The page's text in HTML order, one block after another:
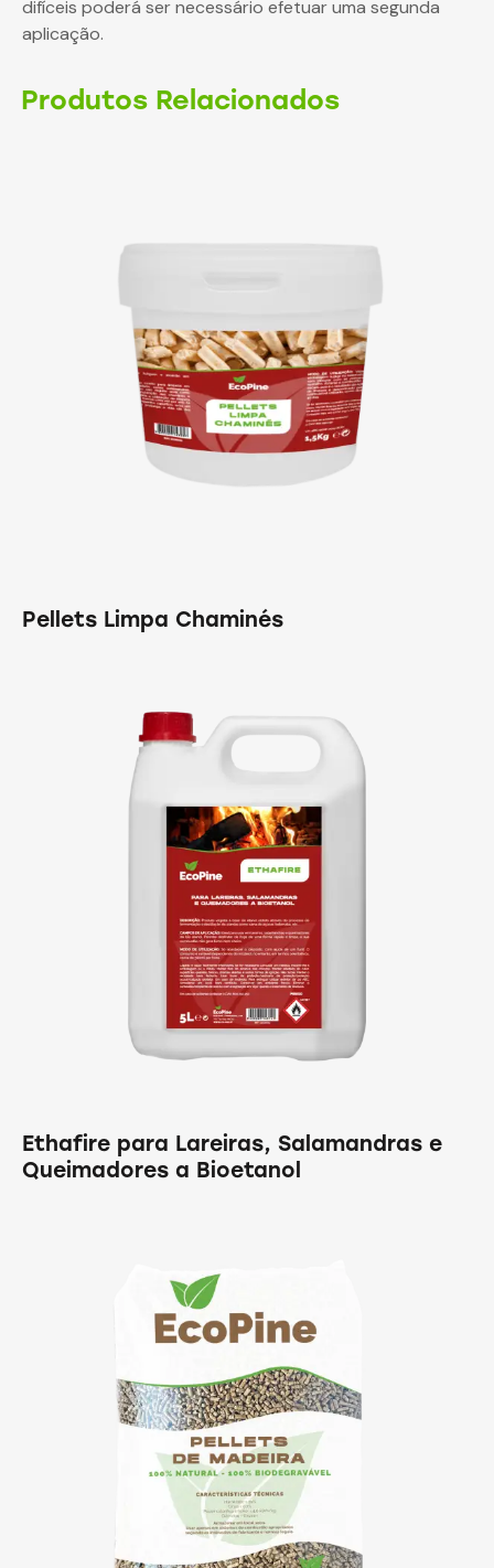
difíceis poderá ser necessário efetuar uma segunda
aplicação.
Produtos Relacionados
Pellets Limpa Chaminés
Ethafire para Lareiras, Salamandras e
Queimadores a Bioetanol